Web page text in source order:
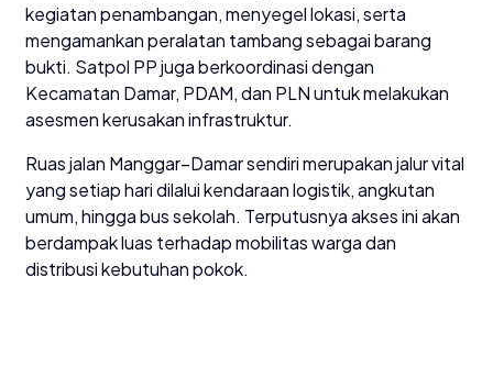
kegiatan penambangan, menyegel lokasi, serta
mengamankan peralatan tambang sebagai barang
bukti. Satpol PP juga berkoordinasi dengan
Kecamatan Damar, PDAM, dan PLN untuk melakukan
asesmen kerusakan infrastruktur.
Ruas jalan Manggar–Damar sendiri merupakan jalur vital
yang setiap hari dilalui kendaraan logistik, angkutan
umum, hingga bus sekolah. Terputusnya akses ini akan
berdampak luas terhadap mobilitas warga dan
distribusi kebutuhan pokok.